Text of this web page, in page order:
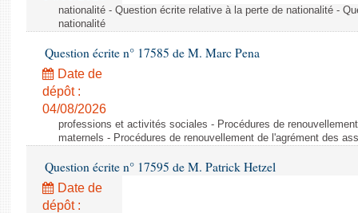
nationalité - Question écrite relative à la perte de nationalité -
nationalité
Question écrite n° 17585 de M. Marc Pena
Date de
dépôt :
04/08/2026
professions et activités sociales - Procédures de
maternels - Procédures de renouvellement de l'agrément des
Question écrite n° 17595 de M. Patrick Hetzel
Date de
dépôt :